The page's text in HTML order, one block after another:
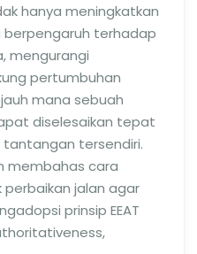
hanya meningkatkan
terhadap
mengurangi
pertumbuhan
mana sebuah
diselesaikan tepat
tantangan tersendiri.
membahas cara
jalan agar
prinsip EEAT